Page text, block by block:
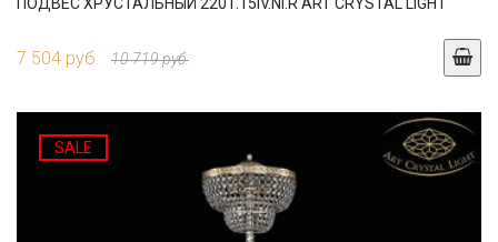
7 504 руб. 10 719 руб.
SALE